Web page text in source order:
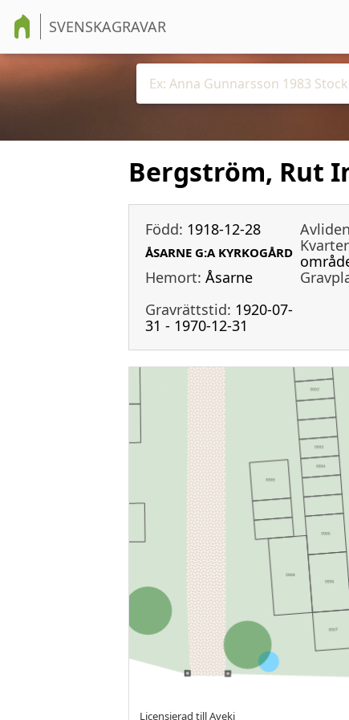
SVENSKAGRAVAR
Bergström, Rut
Född: 1918-12-28
ÅSARNE G:A KYRKOGÅRD
Hemort: Åsarne
Gravrättstid: 1920-07-
31 - 1970-12-31